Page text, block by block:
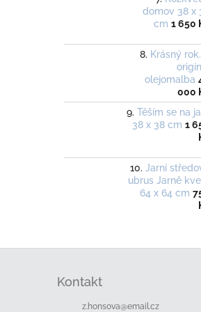
domov 38 x
cm 1 650
Krásný
olejomalba
000
Těším se na
38 x 38 cm 1
Jarní
ubrus Jarně
64 x 64 cm
Kontakt
z.honsova@email.cz